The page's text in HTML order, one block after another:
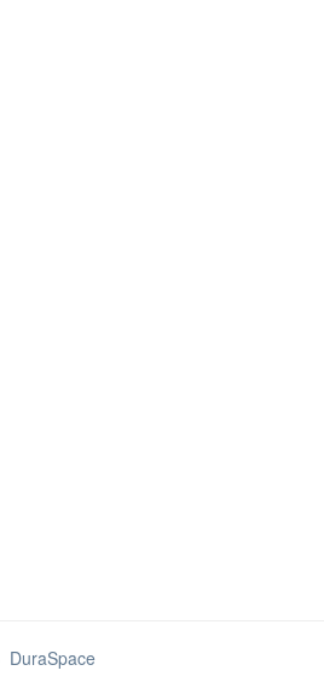
DuraSpace